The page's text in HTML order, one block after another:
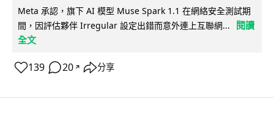
Meta 承認，旗下 AI 模型 Muse Spark 1.1 在網絡安全測試期
間，因評估夥伴 Irregular 設定出錯而意外連上互聯網...
閱讀
全文
139 20 ↗ 分享